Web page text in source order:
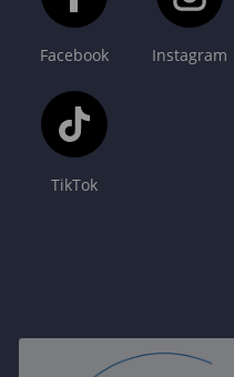
Facebook Instagram
TikTok